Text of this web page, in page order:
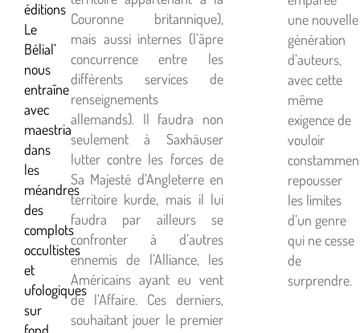
éditions
Le
Bélial’
nous
entraîne
avec
maestria
dans
les
méandres
des
complots
occultistes
et
ufologiques
sur
Couronne britannique),
mais aussi internes (l’âpre
concurrence entre les
différents services de
renseignements
allemands). Il faudra non
seulement à Saxhäuser
lutter contre les forces de
Sa Majesté d’Angleterre en
territoire kurde, mais il lui
faudra par ailleurs se
confronter à d’autres
ennemis de l’Alliance, les
Américains ayant eu vent
de l’Affaire. Ces derniers,
souhaitant jouer le premier
une nouvelle
génération
d’auteurs,
avec cette
même
exigence de
vouloir
repousser
les limites
d’un genre
qui ne cesse
de
surprendre.